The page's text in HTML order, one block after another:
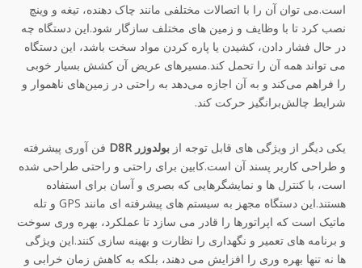
است.می توان آن را با اتصالات مختلفی مانند چاک دهنده، تیغه و وینچ
نصب کرد تا با وظایف و زمین های مختلف سازگار شود.این دستگاه چه
در حال فشار دادن، کشیدن یا پاره کردن مواد سخت باشد، این دستگاه
می تواند همه آن را تحمل کند.مسیرهای عریض آن کشش بسیار خوبی
را فراهم می‌کند و به آن اجازه می‌دهد به راحتی در زمین‌های ناهموار و
شرایط چالش‌برانگیز حرکت کند.
یکی دیگر از ویژگی های قابل توجه از بولدوزر D8R
فن آوری پیشرفته
و طراحی کاربر پسند آن است.کابین برای راحتی و راحتی طراحی شده
است، با کنترل ها و نمایشگرهایی که بصری و آسان برای استفاده
هستند.این دستگاه مجهز به سیستم های پیشرفته ای مانند GPS و تله
ماتیک است که اپراتورها را قادر می سازد تا عملکرد، بهره وری سوخت
و برنامه های تعمیر و نگهداری را نظارت و بهینه سازی کنند.این ویژگی
ها نه تنها بهره وری را افزایش می دهند، بلکه به کاهش زمان خرابی و